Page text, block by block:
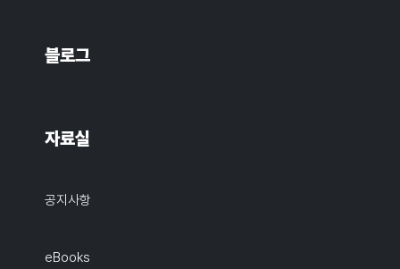
블로그
자료실
공지사항
eBooks